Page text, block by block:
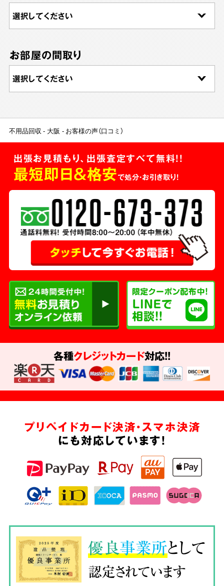
お部屋の間取り
不用品回収 大阪 お客様の声（口コミ）
出張お見積もり、出張査定すべて無料!!
最短即日＆格安で処分・お引き取り！
各種クレジットカード対応!!
プリペイドカード決済・スマホ決済
にも対応しています!
優良事業所として
認定されています